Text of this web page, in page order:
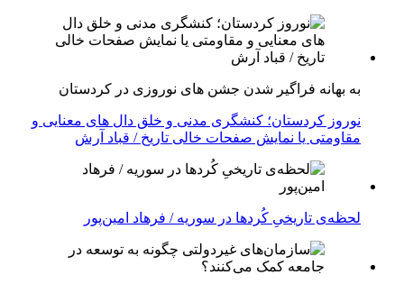
به بهانه فراگیر شدن جشن های نوروزی در کردستان
نوروز کردستان؛ کنشگری مدنی و خلق دال های معنایی و
مقاومتی یا نمایش صفحات خالی تاریخ / قباد آرش
لحظه‌ی تاریخیِ کُردها در سوریه / فرهاد امین‌پور